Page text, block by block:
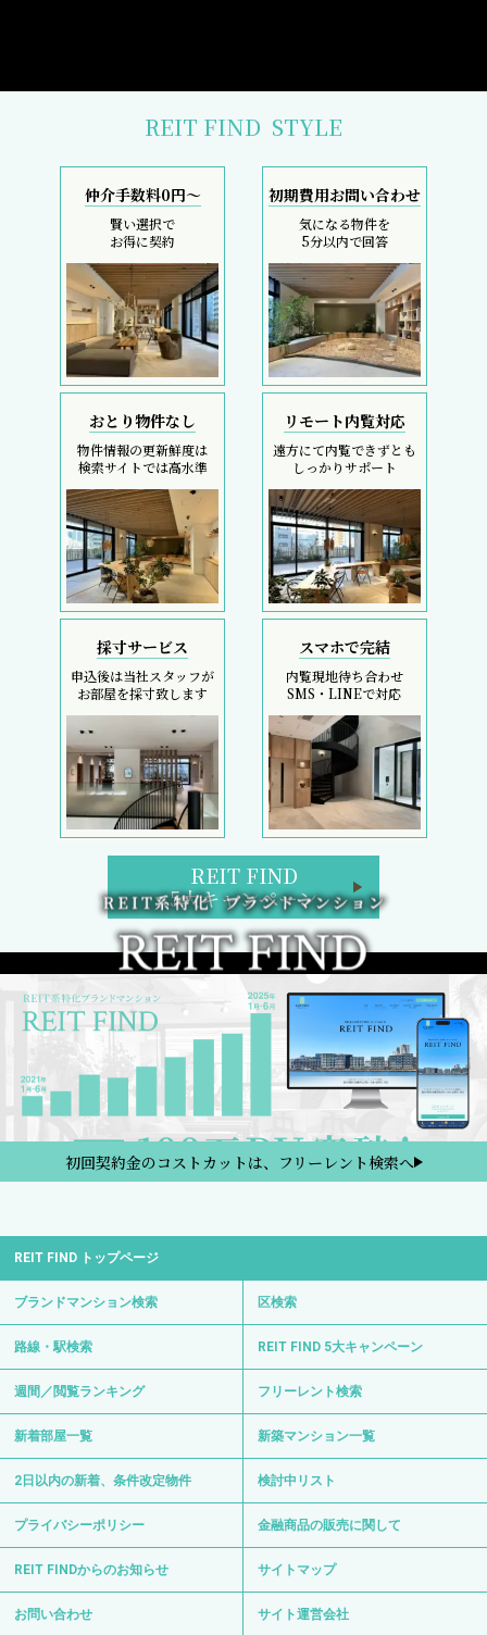
REIT FIND STYLE
仲介手数料0円～
賢い選択で
お得に契約
初期費用お問い合わせ
気になる物件を
5分以内で回答
おとり物件なし
物件情報の更新鮮度は
検索サイトでは高水準
リモート内覧対応
遠方にて内覧できずとも
しっかりサポート
採寸サービス
申込後は当社スタッフが
お部屋を採寸致します
スマホで完結
内覧現地待ち合わせ
SMS・LINEで対応
REIT FIND
5大キャンペーン
初回契約金のコストカットは、フリーレント検索へ
REIT FIND トップページ
ブランドマンション検索 区検索
路線・駅検索 REIT FIND 5大キャンペーン
週間／閲覧ランキング フリーレント検索
新着部屋一覧 新築マンション一覧
2日以内の新着、条件改定物件 検討中リスト
プライバシーポリシー 金融商品の販売に関して
REIT FINDからのお知らせ サイトマップ
お問い合わせ サイト運営会社